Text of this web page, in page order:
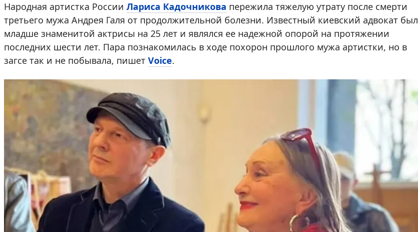
Народная артистка России Лариса Кадочникова пережила тяжелую утрату после смерти
третьего мужа Андрея Галя от продолжительной болезни. Известный киевский адвокат был
младше знаменитой актрисы на 25 лет и являлся ее надежной опорой на протяжении
последних шести лет. Пара познакомилась в ходе похорон прошлого мужа артистки, но в
загсе так и не побывала, пишет Voice.